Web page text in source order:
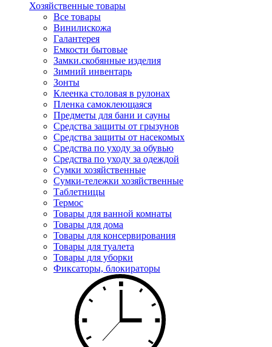
Хозяйственные товары
Все товары
Винилискожа
Галантерея
Емкости бытовые
Замки.скобянные изделия
Зимний инвентарь
Зонты
Клеенка столовая в рулонах
Пленка самоклеющаяся
Предметы для бани и сауны
Средства защиты от грызунов
Средства защиты от насекомых
Средства по уходу за обувью
Средства по уходу за одеждой
Сумки хозяйственные
Сумки-тележки хозяйственные
Таблетницы
Термос
Товары для ванной комнаты
Товары для дома
Товары для консервирования
Товары для туалета
Товары для уборки
Фиксаторы, блокираторы